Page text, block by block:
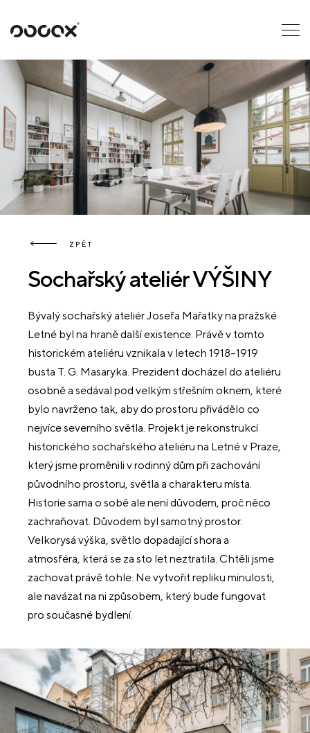
U
ČTI JAKO
ZPĚT
Sochařský ateliér VÝŠINY
Bývalý sochařský ateliér Josefa Mařatky na pražské
Letné byl na hraně další existence. Právě v tomto
historickém ateliéru vznikala v letech 1918–1919
busta T. G. Masaryka. Prezident docházel do ateliéru
osobně a sedával pod velkým střešním oknem, které
bylo navrženo tak, aby do prostoru přivádělo co
nejvíce severního světla. Projekt je rekonstrukcí
historického sochařského ateliéru na Letné v Praze,
který jsme proměnili v rodinný dům při zachování
původního prostoru, světla a charakteru místa.
Historie sama o sobě ale není důvodem, proč něco
zachraňovat. Důvodem byl samotný prostor.
Velkorysá výška, světlo dopadající shora a
atmosféra, která se za sto let neztratila. Chtěli jsme
zachovat právě tohle. Ne vytvořit repliku minulosti,
ale navázat na ni způsobem, který bude fungovat
pro současné bydlení.